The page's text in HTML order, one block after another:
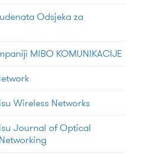
Odsjeka za
MIBO KOMUNIKACIJE
Wireless Networks
Journal of Optical